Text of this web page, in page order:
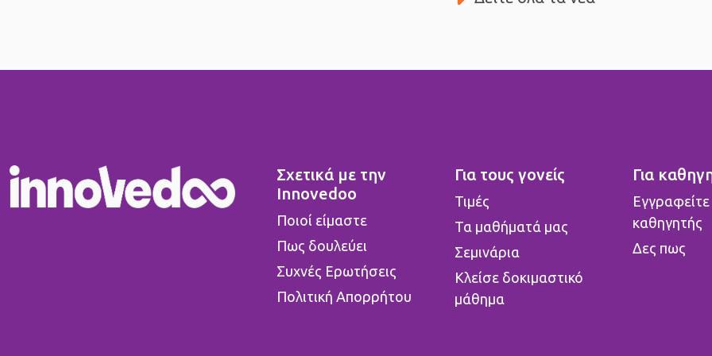
Σχετικά με την
Innovedoo
Ποιοί είμαστε
Πως δουλεύει
Συχνές Ερωτήσεις
Πολιτική Απορρήτου
Για τους γονείς
Τιμές
Τα μαθήματά μας
Σεμινάρια
Κλείσε δοκιμαστικό
μάθημα
Για
καθηγητής
Δες πως